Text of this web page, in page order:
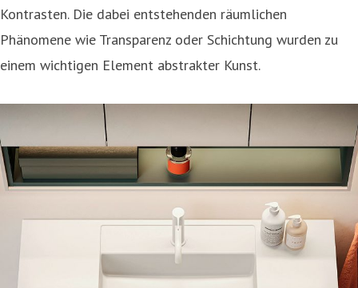
Kontrasten. Die dabei entstehenden räumlichen
Phänomene wie Transparenz oder Schichtung wurden zu
einem wichtigen Element abstrakter Kunst.